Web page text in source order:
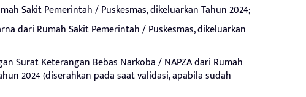
Sakit Pemerintah / Puskesmas, dikeluarkan Tahun 2024;
dari Rumah Sakit Pemerintah / Puskesmas, dikeluarkan
Surat Keterangan Bebas Narkoba / NAPZA dari Rumah
2024 (diserahkan pada saat validasi, apabila sudah